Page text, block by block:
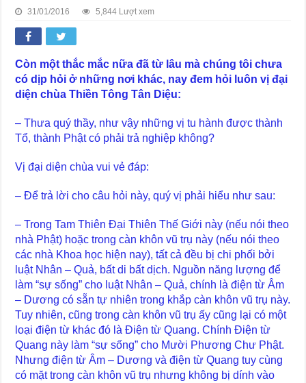
31/01/2016 5,844 Lượt xem
Còn một thắc mắc nữa đã từ lâu mà chúng tôi chưa
có dịp hỏi ở những nơi khác, nay đem hỏi luôn vị đại
diện chùa Thiền Tông Tân Diệu:
– Thưa quý thầy, như vậy những vị tu hành được thành
Tổ, thành Phật có phải trả nghiệp không?
Vị đại diện chùa vui vẻ đáp:
– Để trả lời cho câu hỏi này, quý vị phải hiểu như sau:
– Trong Tam Thiên Đại Thiên Thế Giới này (nếu nói theo
nhà Phật) hoặc trong càn khôn vũ trụ này (nếu nói theo
các nhà Khoa học hiện nay), tất cả đều bị chi phối bởi
luật Nhân – Quả, bất di bất dịch. Nguồn năng lượng để
làm “sự sống” cho luật Nhân – Quả, chính là điện từ Âm
– Dương có sẵn tự nhiên trong khắp càn khôn vũ trụ này.
Tuy nhiên, cũng trong càn khôn vũ trụ ấy cũng lại có một
loại điện từ khác đó là Điện từ Quang. Chính Điện từ
Quang này làm “sự sống” cho Mười Phương Chư Phật.
Nhưng điện từ Âm – Dương và điện từ Quang tuy cùng
có mặt trong càn khôn vũ trụ nhưng không bị dính vào